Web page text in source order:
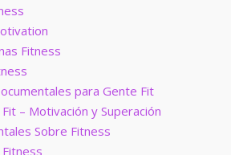
Fitness
para Gente Fit
Fit – Motivación y Superación
Sobre Fitness
Fitness